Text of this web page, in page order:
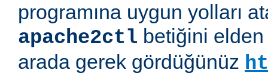
programına uygun yolları
apache2ctl betiğini
arada gerek gördüğünüz